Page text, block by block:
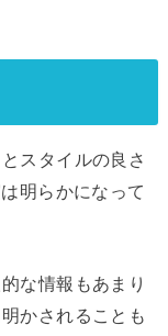
スタイルの良さ
明らかになって
な情報もあまり
かされることも